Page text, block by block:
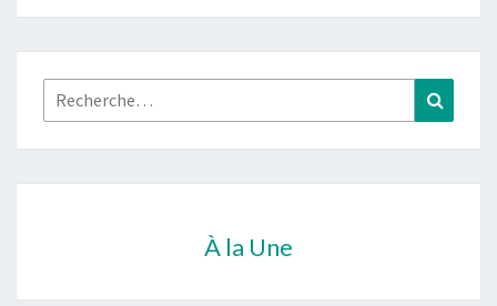
Rechercher :
À la Une